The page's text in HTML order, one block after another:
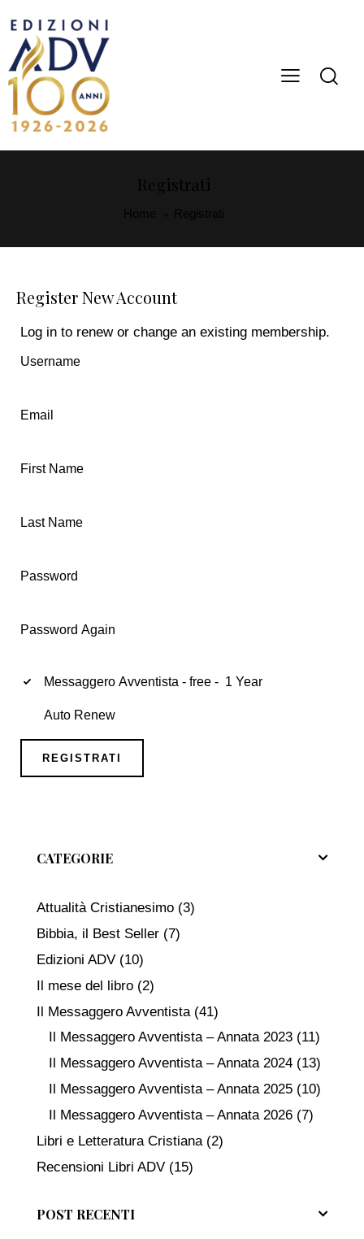
Register New Account
Log in to renew or change an existing membership.
Username
Email
First Name
Last Name
Password
Password Again
Messaggero Avventista - free- 1 Year
Auto Renew
CATEGORIE
Attualità Cristianesimo (3)
Bibbia, il Best Seller (7)
Edizioni ADV (10)
Il mese del libro (2)
Il Messaggero Avventista (41)
Il Messaggero Avventista – Annata 2023 (11)
Il Messaggero Avventista – Annata 2024 (13)
Il Messaggero Avventista – Annata 2025 (10)
Il Messaggero Avventista – Annata 2026 (7)
Libri e Letteratura Cristiana (2)
Recensioni Libri ADV (15)
POST RECENTI